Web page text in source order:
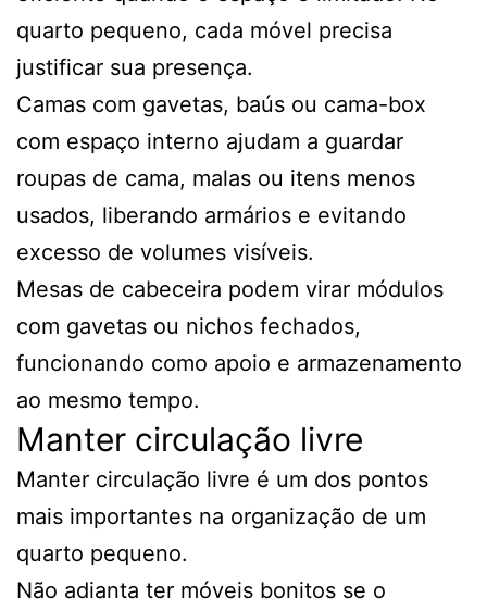
quarto pequeno, cada móvel precisa
justificar sua presença.
Camas com gavetas, baús ou cama-box
com espaço interno ajudam a guardar
roupas de cama, malas ou itens menos
usados, liberando armários e evitando
excesso de volumes visíveis.
Mesas de cabeceira podem virar módulos
com gavetas ou nichos fechados,
funcionando como apoio e armazenamento
ao mesmo tempo.
Manter circulação livre
Manter circulação livre é um dos pontos
mais importantes na organização de um
quarto pequeno.
Não adianta ter móveis bonitos se o